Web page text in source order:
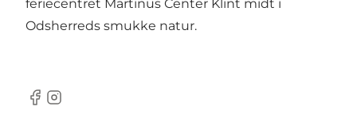
feriecentret Martinus Center Klint midt i
Odsherreds smukke natur.
Facebook
Instagram